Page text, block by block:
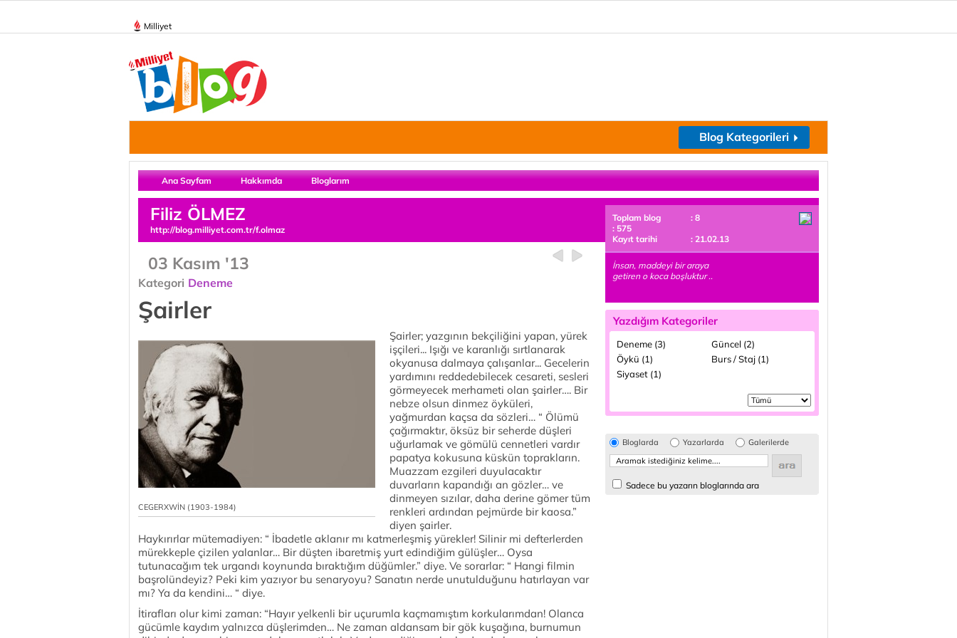
Milliyet
Blog Kategorileri
Ana Sayfam Hakkımda Bloglarım
Filiz ÖLMEZ
http://blog.milliyet.com.tr/f.olmaz
03 Kasım '13
Kategori Deneme
Şairler
CEGERXWİN (1903-1984)
Şairler; yazgının bekçiliğini yapan, yürek
işçileri... Işığı ve karanlığı sırtlanarak
okyanusa dalmaya çalışanlar... Gecelerin
yardımını reddedebilecek cesareti, sesleri
görmeyecek merhameti olan şairler…. Bir
nebze olsun dinmez öyküleri,
yağmurdan kaçsa da sözleri… “ Ölümü
çağırmaktır, öksüz bir seherde düşleri
uğurlamak ve gömülü cennetleri vardır
papatya kokusuna küskün toprakların.
Muazzam ezgileri duyulacaktır
duvarların kapandığı an gözler… ve
dinmeyen sızılar, daha derine gömer tüm
renkleri ardından pejmürde bir kaosa.”
diyen şairler.
Haykırırlar mütemadiyen: “ İbadetle aklanır mı katmerleşmiş yürekler! Silinir mi defterlerden
mürekkeple çizilen yalanlar… Bir düşten ibaretmiş yurt edindiğim gülüşler… Oysa
tutunacağım tek urgandı koynunda bıraktığım düğümler.” diye. Ve sorarlar: “ Hangi filmin
başrolündeyiz? Peki kim yazıyor bu senaryoyu? Sanatın nerde unutulduğunu hatırlayan var
mı? Ya da kendini… “ diye.
İtirafları olur kimi zaman: “Hayır yelkenli bir uçurumla kaçmamıştım korkularımdan! Olanca
gücümle kaydım yalnızca düşlerimden… Ne zaman aldansam bir gök kuşağına, burnumun
Toplam blog
: 8
: 575
Kayıt tarihi
: 21.02.13
İnsan, maddeyi bir araya
getiren o koca boşluktur ..
Yazdığım Kategoriler
Deneme (3)
Güncel (2)
Öykü (1)
Burs / Staj (1)
Siyaset (1)
Bloglarda Yazarlarda Galerilerde
Sadece bu yazarın bloglarında ara